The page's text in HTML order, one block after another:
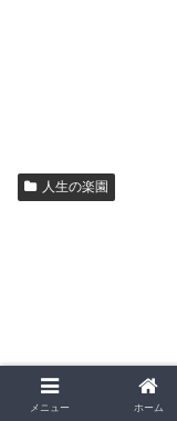
人生の楽園
メニュー ホーム